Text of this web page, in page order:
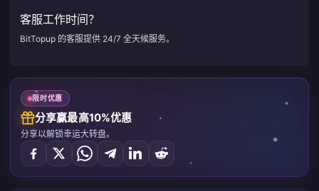
客服工作时间？
BitTopup 的客服提供 24/7 全天候服务。
限时优惠
分享赢最高10%优惠
分享以解锁幸运大转盘。